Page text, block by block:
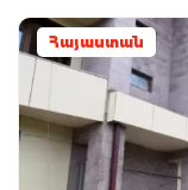
Հայաստան